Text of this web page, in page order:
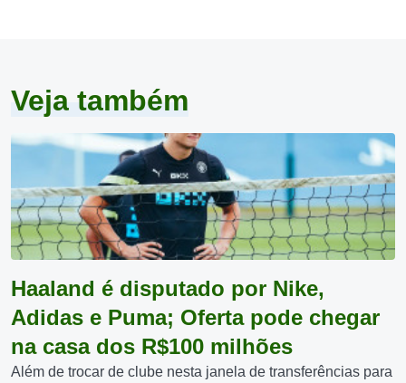
Veja também
Haaland é disputado por Nike,
Adidas e Puma; Oferta pode chegar
na casa dos R$100 milhões
Além de trocar de clube nesta janela de transferências para